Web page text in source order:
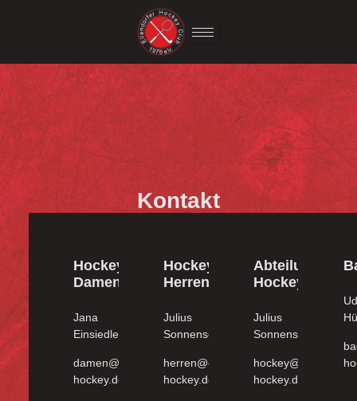
Kontakt
Hockey
Damen
Jana
Einsiedler
damen@ehc-
hockey.de
Hockey
Herren
Julius
Sonnenschein
herren@ehc-
hockey.de
Abteilung
Hockey
Julius
Sonnenschein
hockey@ehc-
hockey.de